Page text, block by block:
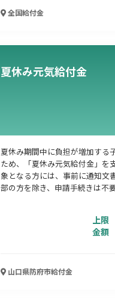
全国給付金
夏休み元気給付金
夏休み期間中に負担が増加する
ため、「夏休み元気給付金」を
象となる方には、事前に通知文
部の方を除き、申請手続きは不
上限
金額
山口県防府市給付金